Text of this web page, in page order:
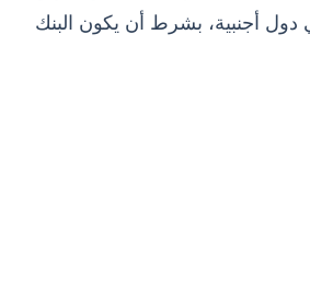
أجنبية، بشرط أن يكون البنك